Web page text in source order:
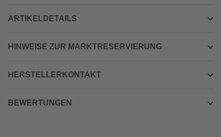
ARTIKELDETAILS
HINWEISE ZUR MARKTRESERVIERUNG
HERSTELLERKONTAKT
BEWERTUNGEN